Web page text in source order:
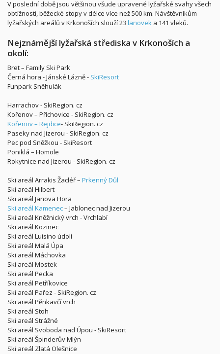
V poslední době jsou většinou všude upravené lyžařské svahy všech
obtížnosti, běžecké stopy v délce více než 500 km. Návštěvníkům
lyžařských areálů v Krkonoších slouží 23 lanovek a 141 vleků.
Nejznámější lyžařská střediska v Krkonoších a
okolí:
Bret – Family Ski Park
Černá hora - Jánské Lázně - SkiResort
Funpark Sněhulák
Harrachov - SkiRegion. cz
Kořenov – Příchovice - SkiRegion. cz
Kořenov – Rejdice- SkiRegion. cz
Paseky nad Jizerou - SkiRegion. cz
Pec pod Sněžkou - SkiResort
Poniklá – Homole
Rokytnice nad Jizerou - SkiRegion. cz
Ski areál Arrakis Žacléř – Prkenný Důl
Ski areál Hilbert
Ski areál Janova Hora
Ski areál Kamenec– Jablonec nad Jizerou
Ski areál Kněžnický vrch - Vrchlabí
Ski areál Kozinec
Ski areál Luisino údolí
Ski areál Malá Úpa
Ski areál Máchovka
Ski areál Mostek
Ski areál Pecka
Ski areál Petříkovice
Ski areál Pařez - SkiRegion. cz
Ski areál Pěnkavčí vrch
Ski areál Stoh
Ski areál Strážné
Ski areál Svoboda nad Úpou - SkiResort
Ski areál Špinderův Mlýn
Ski areál Zlatá Olešnice